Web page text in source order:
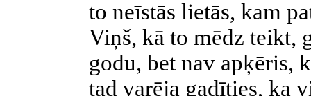
to neīstās lietās, kam
Viņš, kā to mēdz teikt,
godu, bet nav apķēris,
tad varēja gadīties, ka